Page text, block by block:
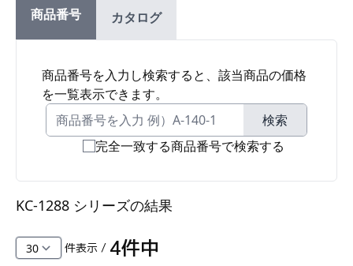
ファスナー・ラッチ錠・キャッチ・錠前装置・周
辺機器
電気錠・インターロック
L・LE
S
キャスター・アジャスター・スライドレール・モ
K・KC
商品番号 カタログ
商品番号を入力し検索すると、該当商品の価格
を一覧表示できます。
検索
完全一致する商品番号で検索する
KC-1288 シリーズの結果
件表示 / 4件中